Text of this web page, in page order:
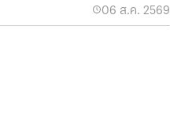
06 ส.ค. 2569